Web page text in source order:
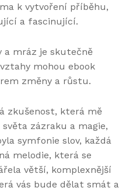
k vytvoření příběhu,
a fascinující.
a mráz je skutečně
mohou ebook
změny a růstu.
zkušenost, která mě
zázraku a magie,
symfonie slov, každá
melodie, která se
větší, komplexnější
vás bude dělat smát a